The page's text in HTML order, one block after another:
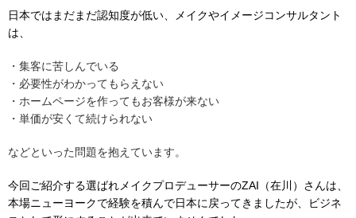
日本ではまだまだ認知度が低い、メイクやイメージコンサルタント
は、
・集客に苦しんでいる
・必要性がわかってもらえない
・ホームページを作ってもお客様が来ない
・単価が安くて続けられない
などといった問題を抱えています。
今回ご紹介する選ばれメイクプロデューサーのZAI（在川）さんは、
本場ニューヨークで経験を積んで日本に戻ってきましたが、ビジネ